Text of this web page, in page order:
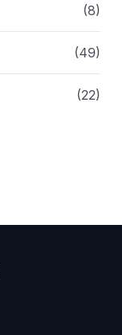
(8)
(49)
(22)